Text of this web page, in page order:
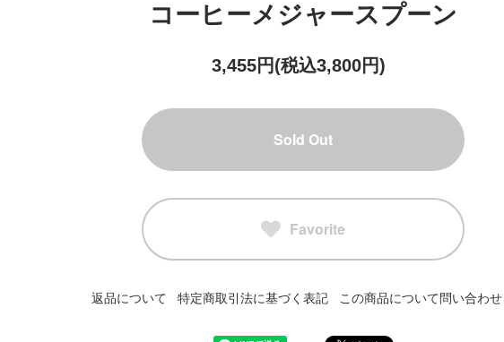
コーヒーメジャースプーン
3,455円(税込3,800円)
Sold Out
Favorite
返品について 特定商取引法に基づく表記 この商品について問い合わ